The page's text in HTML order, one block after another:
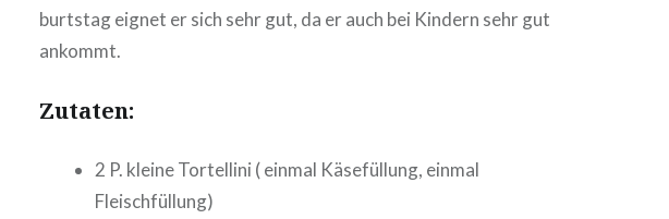
burts­tag eignet er sich sehr gut, da er auch bei Kindern sehr gut
ankommt.
Zutaten:
2 P. kleine Tor­tel­li­ni ( einmal Käse­fül­lung, einmal
Fleischfüllung)